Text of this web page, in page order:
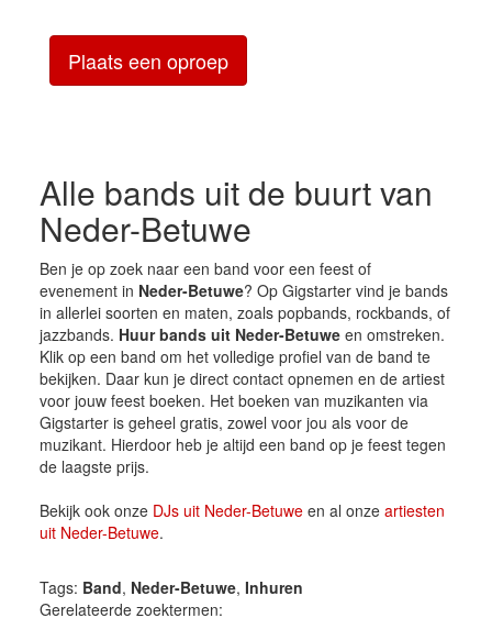
Plaats een oproep
Alle bands uit de buurt van
Neder-Betuwe
Ben je op zoek naar een band voor een feest of
evenement in Neder-Betuwe? Op Gigstarter vind je bands
in allerlei soorten en maten, zoals popbands, rockbands, of
jazzbands. Huur bands uit Neder-Betuween omstreken.
Klik op een band om het volledige profiel van de band te
bekijken. Daar kun je direct contact opnemen en de artiest
voor jouw feest boeken. Het boeken van muzikanten via
Gigstarter is geheel gratis, zowel voor jou als voor de
muzikant. Hierdoor heb je altijd een band op je feest tegen
de laagste prijs.
Bekijk ook onze DJs uit Neder-Betuween al onze artiesten
uit Neder-Betuwe.
Tags: Band, Neder-Betuwe, Inhuren
Gerelateerde zoektermen: